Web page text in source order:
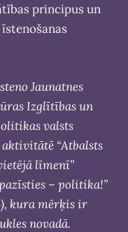
principus un
Jaunatnes
Izglītības un
valsts
“Atbalsts
līmenī”
– politika!”
kura mērķis ir
novadā.